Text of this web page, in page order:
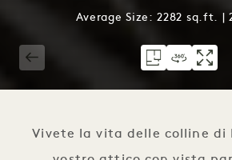
Average Size: 2282 sq.ft. |
Vivete la vita delle colline di